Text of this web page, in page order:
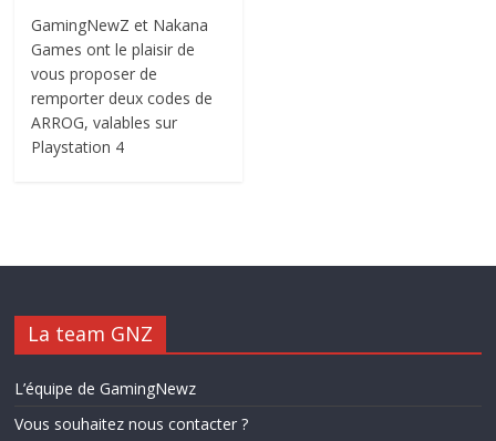
GamingNewZ et Nakana
Games ont le plaisir de
vous proposer de
remporter deux codes de
ARROG, valables sur
Playstation 4
La team GNZ
L’équipe de GamingNewz
Vous souhaitez nous contacter ?